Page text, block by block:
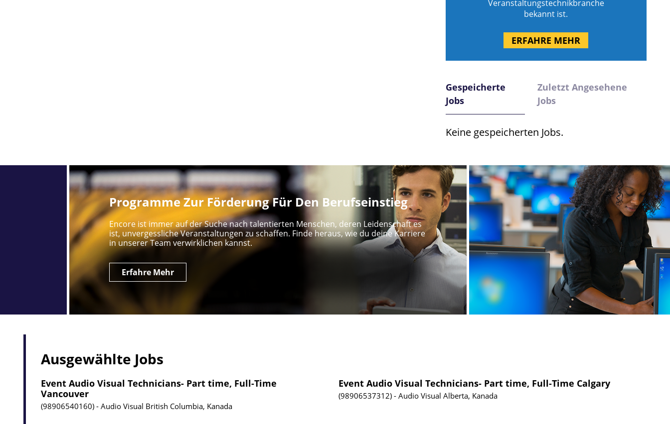
Veranstaltungstechnikbranche
bekannt ist.
ERFAHRE MEHR
Gespeicherte
Jobs
Zuletzt Angesehene
Jobs
Keine gespeicherten Jobs.
Programme Zur Förderung Für Den Berufseinstieg
Encore ist immer auf der Suche nach talentierten Menschen, deren Leidenschaft es
ist, unvergessliche Veranstaltungen zu schaffen. Finde heraus, wie du deine Karriere
in unserer Team verwirklichen kannst.
Erfahre Mehr
Ausgewählte Jobs
Event Audio Visual Technicians- Part time, Full-Time
Vancouver
98906540160 Audio Visual British Columbia, Kanada
Event Audio Visual Technicians- Part time, Full-Time Calgary
98906537312 Audio Visual Alberta, Kanada